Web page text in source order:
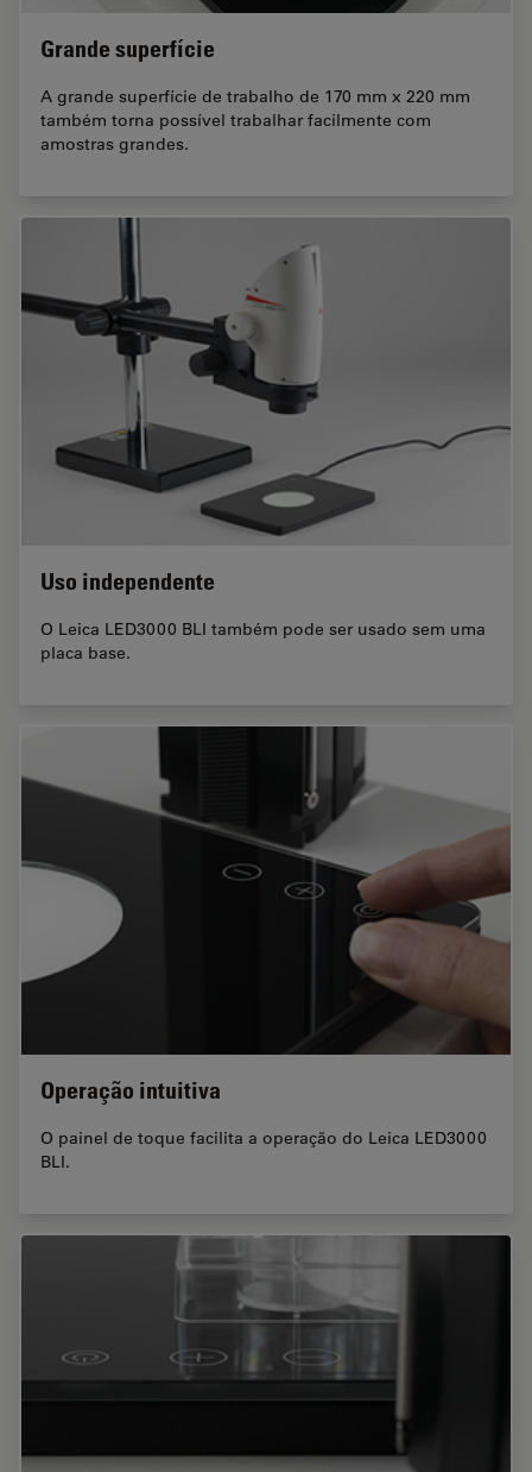
Grande superfície
A grande superfície de trabalho de 170 mm x 220 mm
também torna possível trabalhar facilmente com
amostras grandes.
Uso independente
O Leica LED3000 BLI também pode ser usado sem uma
placa base.
Operação intuitiva
O painel de toque facilita a operação do Leica LED3000
BLI.